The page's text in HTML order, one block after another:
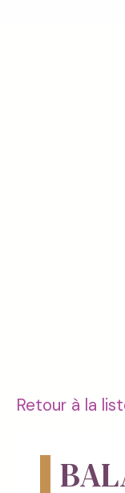
Retour à la